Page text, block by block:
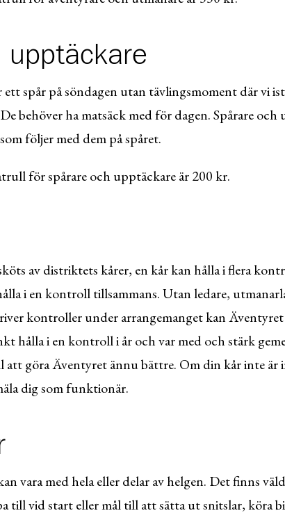
upptäckare
ett spår på söndagen utan tävlingsmoment där vi
behöver ha matsäck med för dagen. Spårare och
följer med dem på spåret.
för spårare och upptäckare är 200 kr.
av distriktets kårer, en kår kan hålla i flera
i en kontroll tillsammans. Utan ledare,
kontroller under arrangemanget kan
hålla i en kontroll i år och var med och stärk
göra Äventyret ännu bättre. Om din kår inte är
dig som funktionär.
vara med hela eller delar av helgen. Det finns
till vid start eller mål till att sätta ut snitslar, köra